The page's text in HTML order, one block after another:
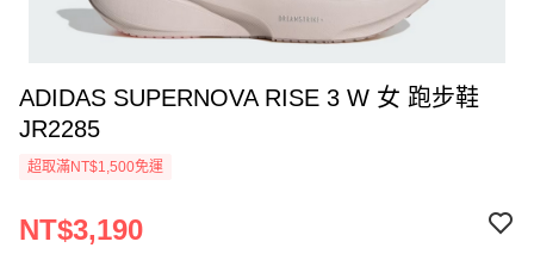
ADIDAS SUPERNOVA RISE 3 W 女 跑步鞋
JR2285
超取滿NT$1,500免運
NT$3,190